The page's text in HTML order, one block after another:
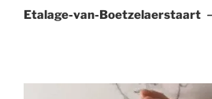
Bericht
Etalage-van-Boetzelaerstaart